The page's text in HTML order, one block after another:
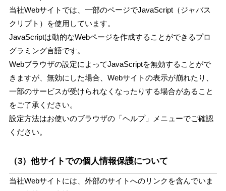
当社Webサイトでは、一部のページでJavaScript（ジャバス
クリプト）を使用しています。
JavaScriptは動的なWebページを作成することができるプロ
グラミング言語です。
Webブラウザの設定によってJavaScriptを無効することがで
きますが、無効にした場合、Webサイトの表示が崩れたり、
一部のサービスが受けられなくなったりする場合があること
をご了承ください。
設定方法はお使いのブラウザの「ヘルプ」メニューでご確認
ください。
（3）他サイトでの個人情報保護について
当社Webサイトには、外部のサイトへのリンクを含んでいま